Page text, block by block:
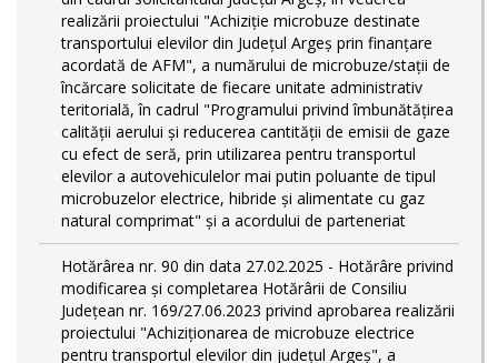
realizării proiectului "Achiziție microbuze destinate
transportului elevilor din Județul Argeș prin finanțare
acordată de AFM", a numărului de microbuze/stații de
încărcare solicitate de fiecare unitate administrativ
teritorială, în cadrul "Programului privind îmbunătățirea
calității aerului și reducerea cantității de emisii de gaze
cu efect de seră, prin utilizarea pentru transportul
elevilor a autovehiculelor mai putin poluante de tipul
microbuzelor electrice, hibride și alimentate cu gaz
natural comprimat" și a acordului de parteneriat
Hotărârea nr. 90 din data 27.02.2025 - Hotărâre privind
modificarea și completarea Hotărârii de Consiliu
Județean nr. 169/27.06.2023 privind aprobarea realizării
proiectului "Achiziționarea de microbuze electrice
pentru transportul elevilor din județul Argeș", a